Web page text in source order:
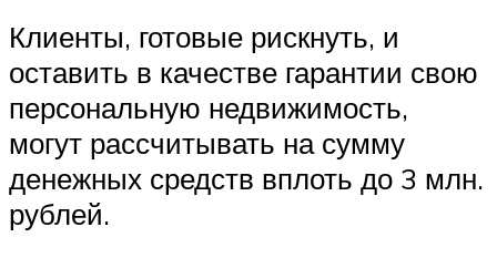
Клиенты, готовые рискнуть, и
оставить в качестве гарантии свою
персональную недвижимость,
могут рассчитывать на сумму
денежных средств вплоть до 3 млн.
рублей.